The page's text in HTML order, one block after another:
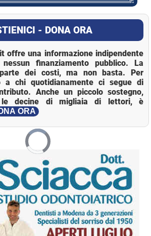
- DONA ORA
offre una informazione indipendente
finanziamento pubblico. La
dei costi, ma non basta. Per
a chi quotidianamente ci segue di
Anche un piccolo sostegno,
le decine di migliaia di lettori, è
ORA
Video
Player
is
loading.